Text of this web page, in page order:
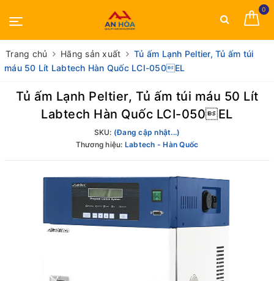
0
Trang chủ Hãng sản xuất
Tủ ấm Lạnh Peltier, Tủ ấm túi
máu 50 Lít Labtech Hàn Quốc LCI-050EL
Tủ ấm Lạnh Peltier, Tủ ấm túi máu 50 Lít
Labtech Hàn Quốc LCI-050EL
SKU: (Đang cập nhật...)
Thương hiệu: Labtech - Hàn Quốc